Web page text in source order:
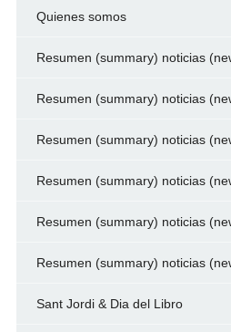
Quienes somos
Resumen (summary) noticias
Resumen (summary) noticias
Resumen (summary) noticias
Resumen (summary) noticias
Resumen (summary) noticias
Resumen (summary) noticias
Sant Jordi & Dia del Libro